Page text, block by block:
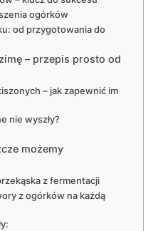
ogórków
od przygotowania do
– przepis prosto od
– jak zapewnić im
nie wyszły?
możemy
z fermentacji
z ogórków na każdą